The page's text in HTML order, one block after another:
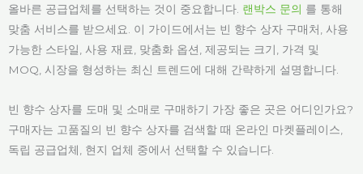
올바른 공급업체를 선택하는 것이 중요합니다. 랜박스 문의 를 통해
맞춤 서비스를 받으세요. 이 가이드에서는 빈 향수 상자 구매처, 사용
가능한 스타일, 사용 재료, 맞춤화 옵션, 제공되는 크기, 가격 및
MOQ, 시장을 형성하는 최신 트렌드에 대해 간략하게 설명합니다.
빈 향수 상자를 도매 및 소매로 구매하기 가장 좋은 곳은 어디인가요?
구매자는 고품질의 빈 향수 상자를 검색할 때 온라인 마켓플레이스,
독립 공급업체, 현지 업체 중에서 선택할 수 있습니다.